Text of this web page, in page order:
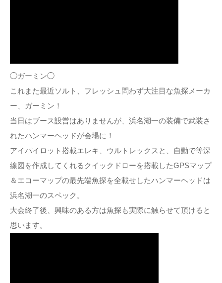
◯ガーミン◯
これまた最近ソルト、フレッシュ問わず大注目な魚探メーカ
ー、ガーミン！
当日はブース設営はありませんが、浜名湖一の装備で武装さ
れたハンマーヘッドが会場に！
アイパイロット搭載エレキ、ウルトレックスと、自動で等深
線図を作成してくれるクイックドローを搭載したGPSマップ
＆エコーマップの最先端魚探を全載せしたハンマーヘッドは
浜名湖一のスペック。
大会終了後、興味のある方は魚探も実際に触らせて頂けると
思います。